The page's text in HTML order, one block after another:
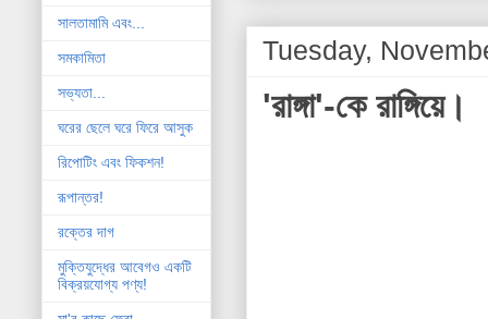
Tuesday,
'রাঙ্গা'-কে রাঙ্গিয়ে।
সালতামামি এবং...
সমকামিতা
সভ্যতা...
ঘরের ছেলে ঘরে ফিরে আসুক
রিপোটিং এবং ফিকশন!
রূপান্তর!
রক্তের দাগ
মুক্তিযুদ্ধের আবেগও একটি
বিক্রয়যোগ্য পণ্য!